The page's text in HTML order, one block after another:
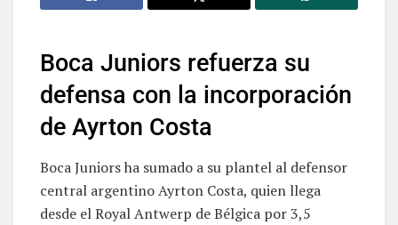
Boca Juniors refuerza su
defensa con la incorporación
de Ayrton Costa
Boca Juniors ha sumado a su plantel al defensor
central argentino Ayrton Costa, quien llega
desde el Royal Antwerp de Bélgica por 3,5